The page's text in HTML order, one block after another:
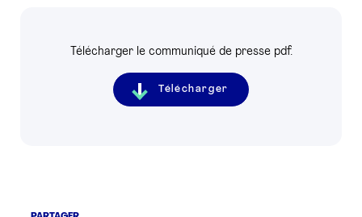
Télécharger le communiqué de presse pdf.
Télécharger